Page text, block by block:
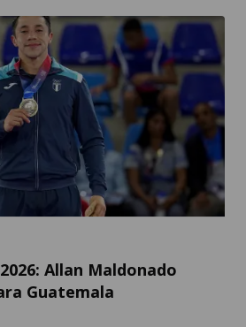
Allan Maldonado
Guatemala